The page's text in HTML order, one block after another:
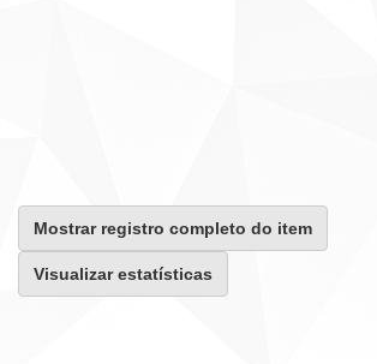
Mostrar registro completo do item
Visualizar estatísticas